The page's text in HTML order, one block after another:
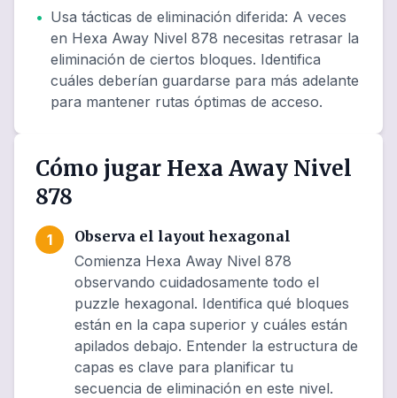
• Usa tácticas de eliminación diferida: A veces
en Hexa Away Nivel 878 necesitas retrasar la
eliminación de ciertos bloques. Identifica
cuáles deberían guardarse para más adelante
para mantener rutas óptimas de acceso.
Cómo jugar Hexa Away Nivel
878
1
Observa el layout hexagonal
Comienza Hexa Away Nivel 878
observando cuidadosamente todo el
puzzle hexagonal. Identifica qué bloques
están en la capa superior y cuáles están
apilados debajo. Entender la estructura de
capas es clave para planificar tu
secuencia de eliminación en este nivel.